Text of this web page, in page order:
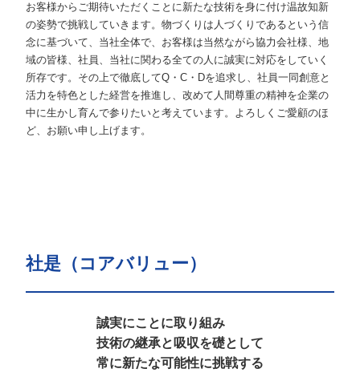
お客様からご期待いただくことに新たな技術を身に付け温故知新
の姿勢で挑戦していきます。物づくりは人づくりであるという信
念に基づいて、当社全体で、お客様は当然ながら協力会社様、地
域の皆様、社員、当社に関わる全ての人に誠実に対応をしていく
所存です。その上で徹底してQ・C・Dを追求し、社員一同創意と
活力を特色とした経営を推進し、改めて人間尊重の精神を企業の
中に生かし育んで参りたいと考えています。よろしくご愛顧のほ
ど、お願い申し上げます。
社是（コアバリュー）
誠実にことに取り組み
技術の継承と吸収を礎として
常に新たな可能性に挑戦する